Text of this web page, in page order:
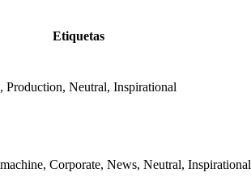
Etiquetas
Production, Neutral, Inspirational
Corporate, News, Neutral, Inspirational